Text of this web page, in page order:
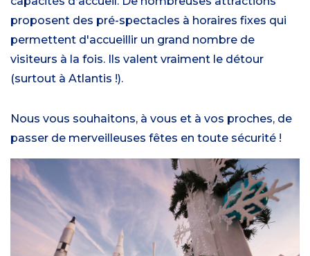
proposent des pré-spectacles à horaires fixes qui
permettent d'accueillir un grand nombre de
visiteurs à la fois. Ils valent vraiment le détour
(surtout à Atlantis !).
Nous vous souhaitons, à vous et à vos proches, de
passer de merveilleuses fêtes en toute sécurité !